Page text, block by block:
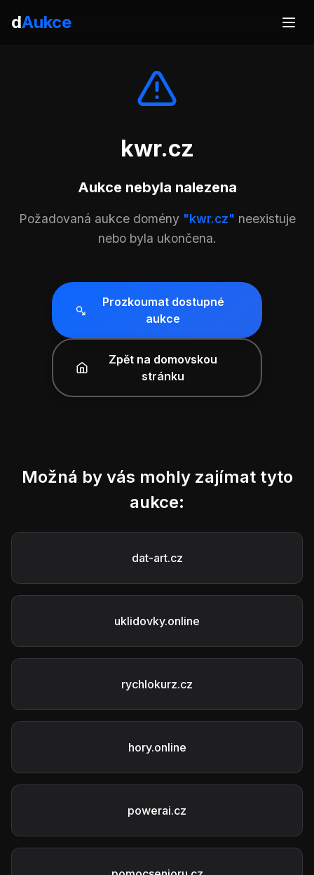
dAukce
kwr.cz
Aukce nebyla nalezena
Požadovaná aukce domény "kwr.cz" neexistuje
nebo byla ukončena.
Prozkoumat dostupné
aukce
Zpět na domovskou
stránku
Možná by vás mohly zajímat tyto
aukce:
dat-art.cz
uklidovky.online
rychlokurz.cz
hory.online
powerai.cz